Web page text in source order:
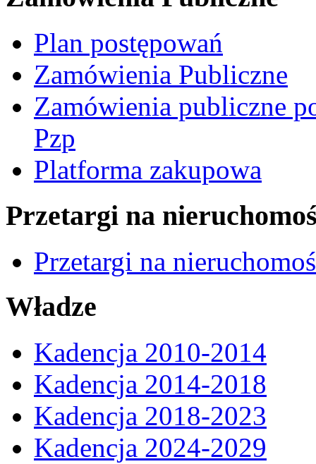
Plan postępowań
Zamówienia Publiczne
Zamówienia publiczne
Pzp
Platforma zakupowa
Przetargi na
Przetargi na
Władze
Kadencja 2010-2014
Kadencja 2014-2018
Kadencja 2018-2023
Kadencja 2024-2029